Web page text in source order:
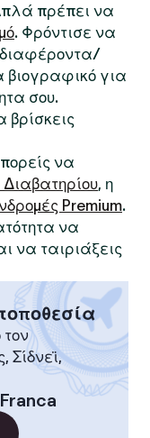
πρέπει να
. Φρόντισε να
για
σου.
βρίσκεις
να
, η
Premium.
να
να ταιριάξεις
Σίδνεϊ,
Franca